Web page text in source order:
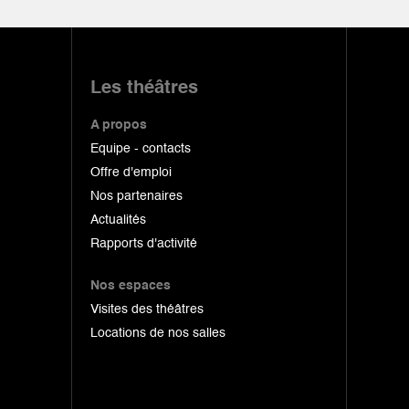
Les théâtres
A propos
Equipe - contacts
Offre d'emploi
Nos partenaires
Actualités
Rapports d'activité
Nos espaces
Visites des théâtres
Locations de nos salles